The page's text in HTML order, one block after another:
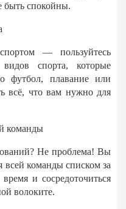
быть спокойны.
— пользуйтесь
спорта, которые
футбол, плавание или
всё, что вам нужно для
команды
Не проблема! Вы
всей команды списком за
и сосредоточиться
волоките.